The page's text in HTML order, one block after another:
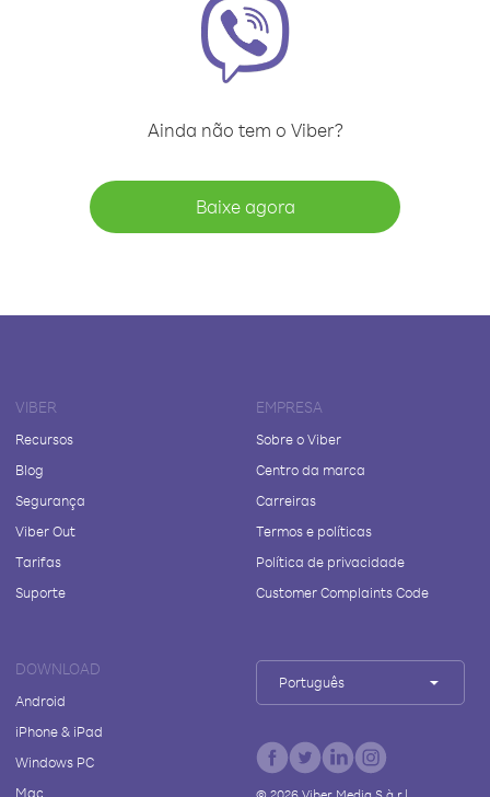
Ainda não tem o Viber?
Baixe agora
VIBER
Recursos
Blog
Segurança
Viber Out
Tarifas
Suporte
EMPRESA
Sobre o Viber
Centro da marca
Carreiras
Termos e políticas
Política de privacidade
Customer Complaints Code
DOWNLOAD
Android
iPhone & iPad
Windows PC
Mac
Português